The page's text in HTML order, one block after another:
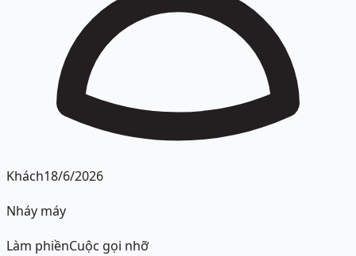
Khách18/6/2026
Nháy máy
Làm phiềnCuộc gọi nhỡ